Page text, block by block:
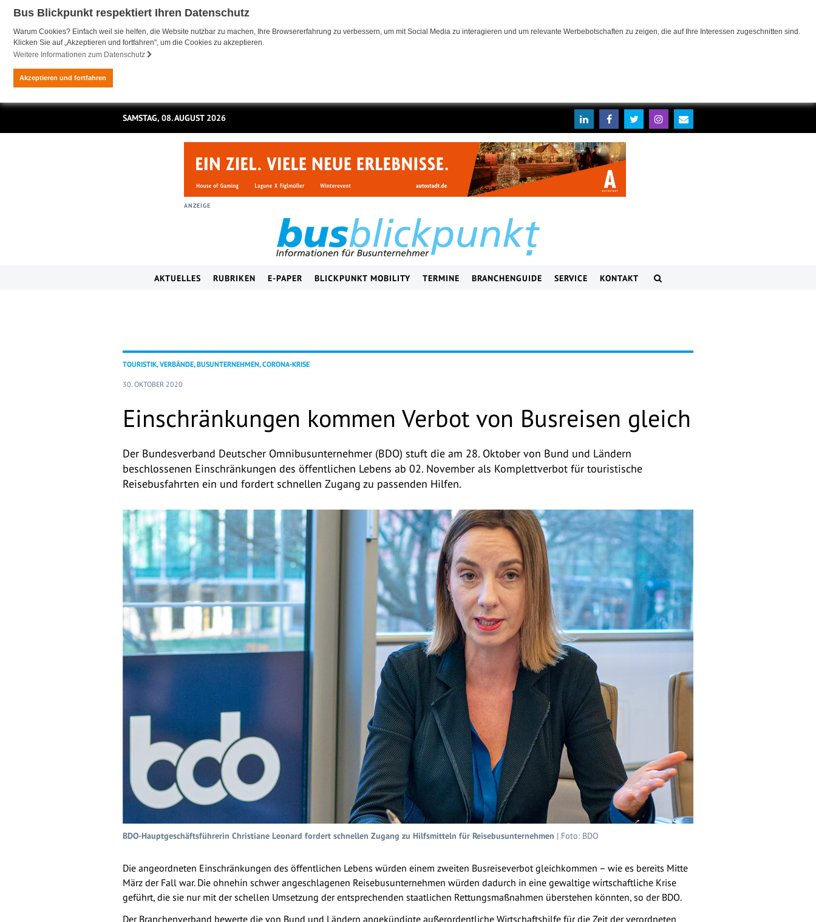
Bus Blickpunkt respektiert Ihren Datenschutz
Warum Cookies? Einfach weil sie helfen, die Website nutzbar zu machen, Ihre Browsererfahrung zu verbessern, um mit Social Media zu interagieren und um relevante Werbebotschaften zu zeigen, die auf Ihre Interessen zugeschnitten sind.
Klicken Sie auf „Akzeptieren und fortfahren", um die Cookies zu akzeptieren.
Weitere Informationen zum Datenschutz
Akzeptieren und fortfahren
SAMSTAG, 08. AUGUST 2026
ANZEIGE
AKTUELLES RUBRIKEN E-PAPER BLICKPUNKT MOBILITY TERMINE BRANCHENGUIDE SERVICE KONTAKT
TOURISTIK, VERBÄNDE, BUSUNTERNEHMEN, CORONA-KRISE
30. OKTOBER 2020
Einschränkungen kommen Verbot von Busreisen gleich
Der Bundesverband Deutscher Omnibusunternehmer (BDO) stuft die am 28. Oktober von Bund und Ländern
beschlossenen Einschränkungen des öffentlichen Lebens ab 02. November als Komplettverbot für touristische
Reisebusfahrten ein und fordert schnellen Zugang zu passenden Hilfen.
BDO-Hauptgeschäftsführerin Christiane Leonard fordert schnellen Zugang zu Hilfsmitteln für Reisebusunternehmen | Foto: BDO
Die angeordneten Einschränkungen des öffentlichen Lebens würden einem zweiten Busreiseverbot gleichkommen – wie es bereits Mitte
März der Fall war. Die ohnehin schwer angeschlagenen Reisebusunternehmen würden dadurch in eine gewaltige wirtschaftliche Krise
geführt, die sie nur mit der schellen Umsetzung der entsprechenden staatlichen Rettungsmaßnahmen überstehen könnten, so der BDO.
Der Branchenverband bewerte die von Bund und Ländern angekündigte außerordentliche Wirtschaftshilfe für die Zeit der verordneten